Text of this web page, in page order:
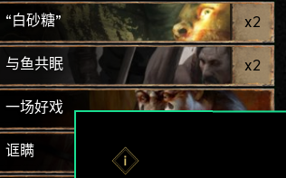
“白砂糖” x2
与鱼共眠 x2
一场好戏
诓瞒